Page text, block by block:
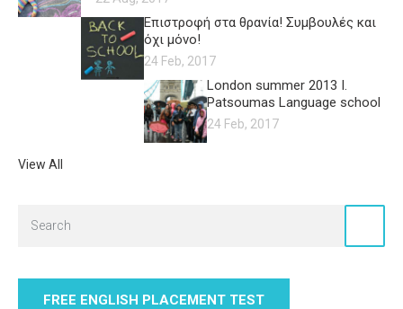
Επιστροφή στα θρανία! Συμβουλές και
όχι μόνο!
24 Feb, 2017
London summer 2013 I.
Patsoumas Language school
24 Feb, 2017
View All
FREE ENGLISH PLACEMENT TEST